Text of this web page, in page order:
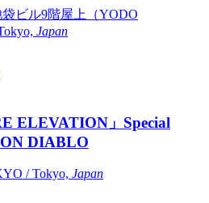
ビル9階屋上（YODO
Japan
ELEVATION」Special
DIABLO
/ Tokyo, Japan